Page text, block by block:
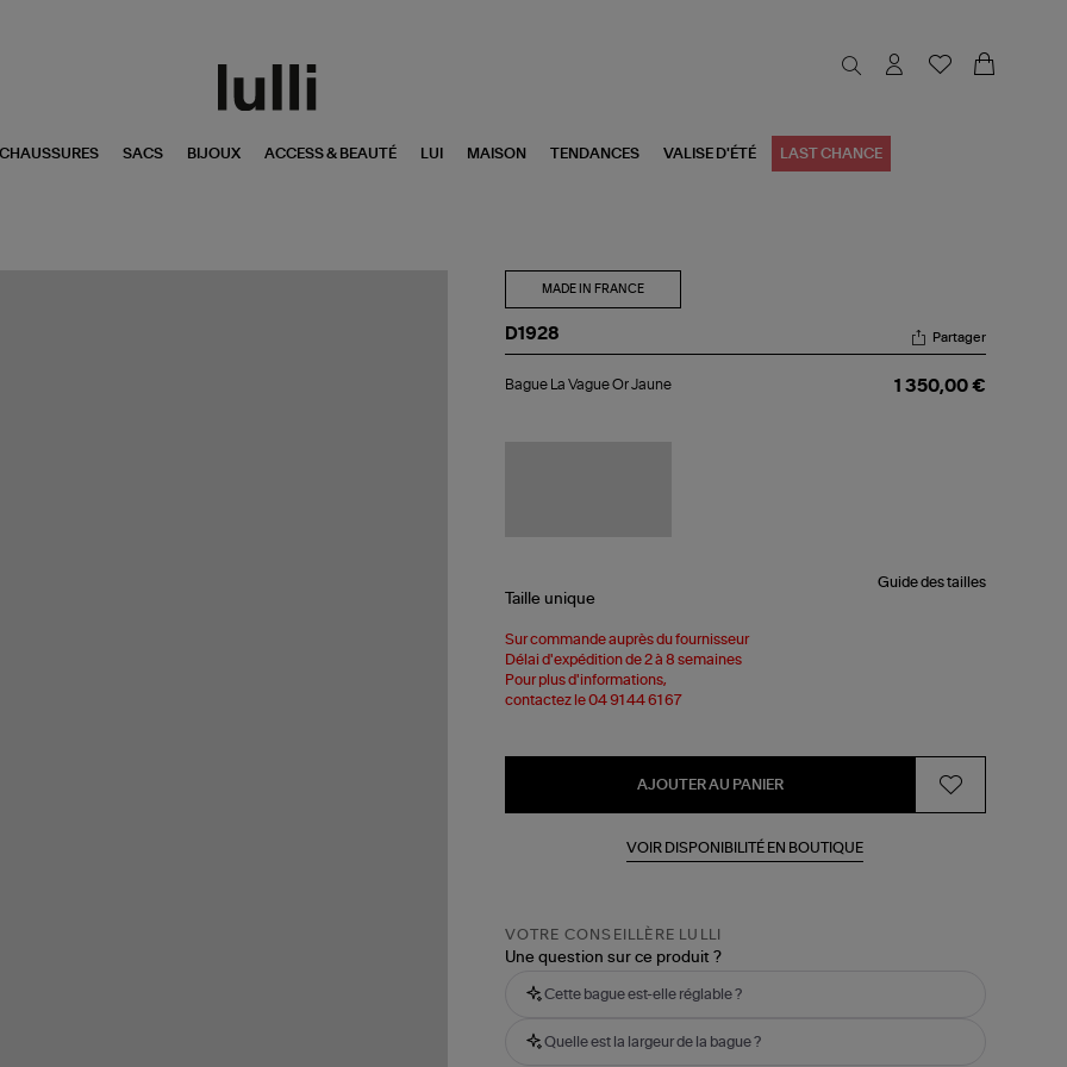
CHAUSSURES SACS BIJOUX ACCESS & BEAUTÉ LUI MAISON TENDANCES VALISE D'ÉTÉ LAST CHANCE
MADE IN FRANCE
D1928
La
Partager
Bague La Vague Or Jaune 1 350,00 €
Guide des tailles
Taille unique
Sur commande auprès du fournisseur
Délai d'expédition de 2 à 8 semaines
Pour plus d'informations,
contactez le 04 91 44 61 67
AJOUTER AU PANIER
VOIR DISPONIBILITÉ EN BOUTIQUE
VOTRE CONSEILLÈRE LULLI
Une question sur ce produit ?
Cette bague est-elle réglable ?
Quelle est la largeur de la bague ?